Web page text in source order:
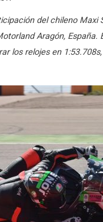
del chileno
Aragón,
los relojes en